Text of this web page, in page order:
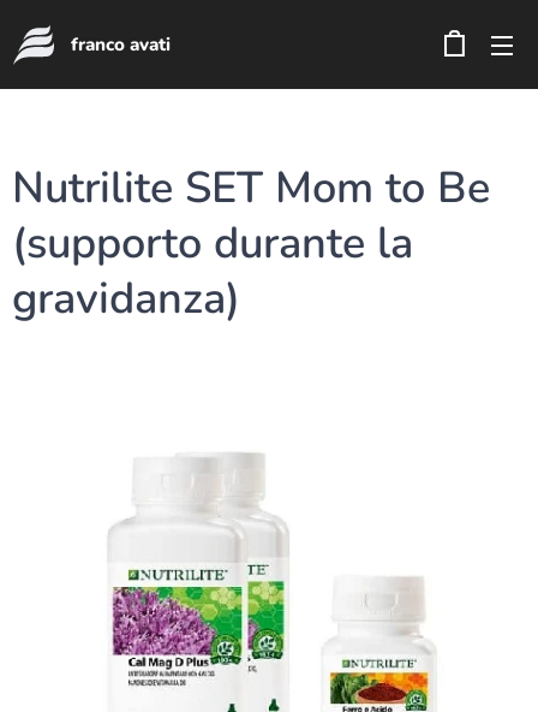
franco avati
Nutrilite SET Mom to Be
(supporto durante la
gravidanza)